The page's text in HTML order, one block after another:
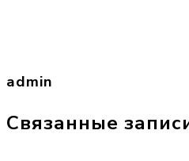
admin
Связанные